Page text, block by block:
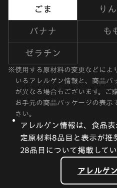
ごま り
バナナ も
ゼラチン
※使用する原材料の変更などによ
いるアレルゲン情報と、商品パ
が異なる場合もございます。ご
お手元の商品パッケージの表示
さい。
アレルゲン情報は、食品
定原材料8品目と表示が推
28品目について掲載してい
アレルゲ